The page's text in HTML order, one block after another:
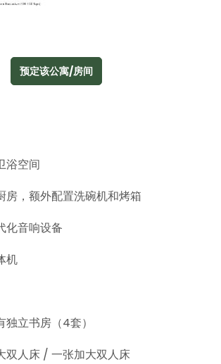
预定该公寓/房间
浴空间
房，额外配置洗碗机和烤箱
化音响设备
机
独立书房（4套）
双人床 / 一张加大双人床